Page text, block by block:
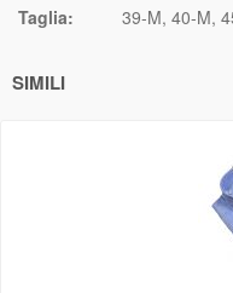
Taglia:
39-M 40-M
SIMILI